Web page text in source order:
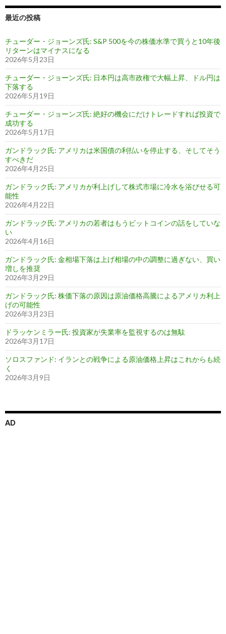
最近の投稿
チューダー・ジョーンズ氏: S&P 500を今の株価水準で買うと10年後
リターンはマイナスになる
2026年5月23日
チューダー・ジョーンズ氏: 日本円は高市政権で大幅上昇、ドル円は
下落する
2026年5月19日
チューダー・ジョーンズ氏: 絶好の機会にだけトレードすれば投資で
成功する
2026年5月17日
ガンドラック氏: アメリカは米国債の利払いを停止する、そしてそう
すべきだ
2026年4月25日
ガンドラック氏: アメリカが利上げして株式市場に冷水を浴びせる可
能性
2026年4月22日
ガンドラック氏: アメリカの若者はもうビットコインの話をしていな
い
2026年4月16日
ガンドラック氏: 金相場下落は上げ相場の中の調整に過ぎない、買い
増しを推奨
2026年3月29日
ガンドラック氏: 株価下落の原因は原油価格高騰によるアメリカ利上
げの可能性
2026年3月23日
ドラッケンミラー氏: 投資家が失業率を監視するのは無駄
2026年3月17日
ソロスファンド: イランとの戦争による原油価格上昇はこれからも続
く
2026年3月9日
AD